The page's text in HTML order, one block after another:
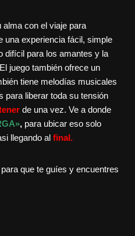
alma con el viaje para
una experiencia fácil, simple
difícil para los amantes y la
juego también ofrece un
tiene melodías musicales
para liberar toda su tensión
de una vez. Ve a donde
, para ubicar eso solo
llegando al final.
para que te guíes y encuentres